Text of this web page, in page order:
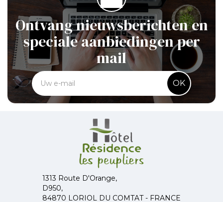
Ontvang nieuwsberichten en
speciale aanbiedingen per
mail
OK
1313 Route D'Orange,
D950,
84870 LORIOL DU COMTAT - FRANCE